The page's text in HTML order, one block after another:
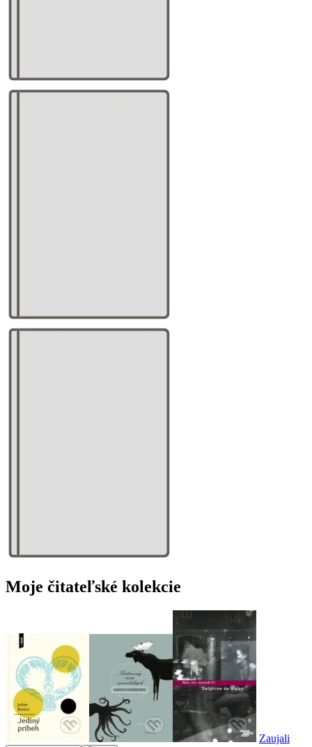
Moje čitateľské kolekcie
Zaujali